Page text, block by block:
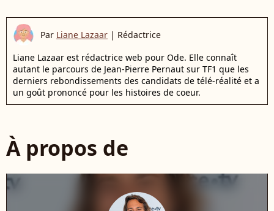
Par Liane Lazaar | Rédactrice
Liane Lazaar est rédactrice web pour Ode. Elle connaît
autant le parcours de Jean-Pierre Pernaut sur TF1 que les
derniers rebondissements des candidats de télé-réalité et a
un goût prononcé pour les histoires de coeur.
À propos de